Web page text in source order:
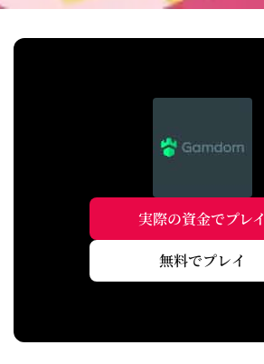
実際の資金でプレイ
無料でプレイ